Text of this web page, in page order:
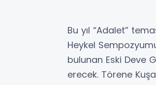
Bu yıl “Adalet”
Heykel
bulunan Eski Deve
erecek. Törene